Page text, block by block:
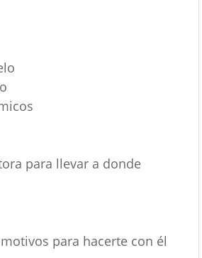
para llevar a donde
para hacerte con él